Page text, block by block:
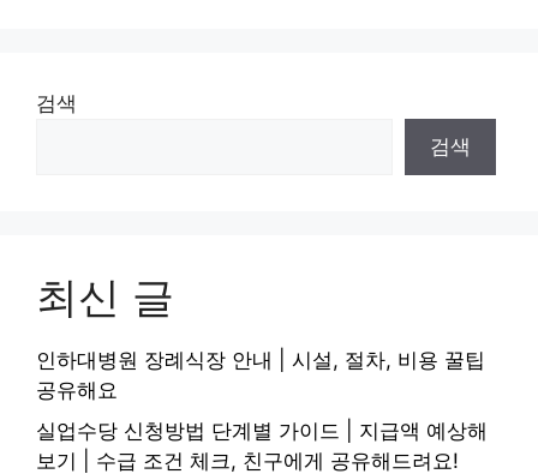
검색
검색
최신 글
인하대병원 장례식장 안내 | 시설, 절차, 비용 꿀팁
공유해요
실업수당 신청방법 단계별 가이드 | 지급액 예상해
보기 | 수급 조건 체크, 친구에게 공유해드려요!